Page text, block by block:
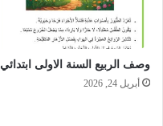
وصف الربيع السنة الاولى ابتدائي
أبريل 24, 2026